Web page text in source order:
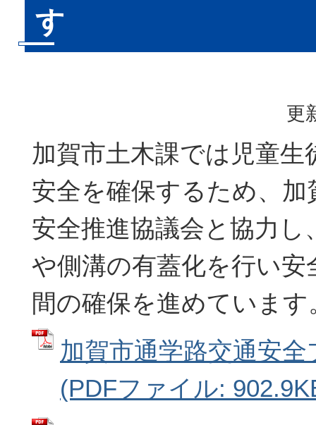
す
更
加賀市土木課では児童生
安全を確保するため、加
安全推進協議会と協力し
や側溝の有蓋化を行い安
間の確保を進めています
加賀市通学路交通安
(PDFファイル: